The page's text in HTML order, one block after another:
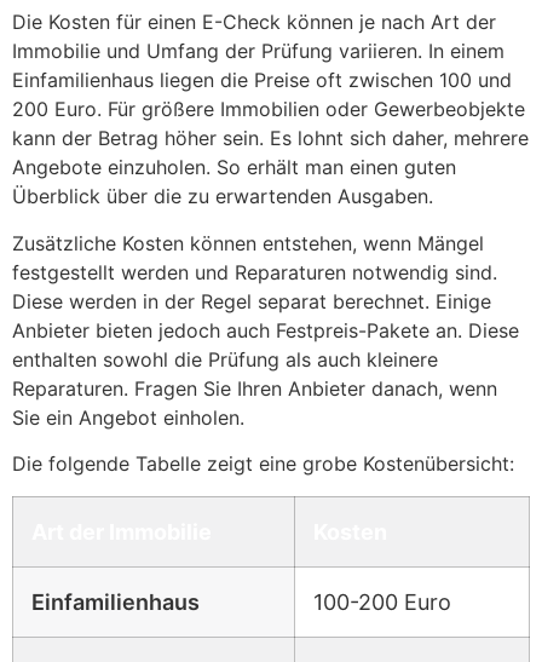
Die Kosten für einen E-Check können je nach Art der
Immobilie und Umfang der Prüfung variieren. In einem
Einfamilienhaus liegen die Preise oft zwischen 100 und
200 Euro. Für größere Immobilien oder Gewerbeobjekte
kann der Betrag höher sein. Es lohnt sich daher, mehrere
Angebote einzuholen. So erhält man einen guten
Überblick über die zu erwartenden Ausgaben.
Zusätzliche Kosten können entstehen, wenn Mängel
festgestellt werden und Reparaturen notwendig sind.
Diese werden in der Regel separat berechnet. Einige
Anbieter bieten jedoch auch Festpreis-Pakete an. Diese
enthalten sowohl die Prüfung als auch kleinere
Reparaturen. Fragen Sie Ihren Anbieter danach, wenn
Sie ein Angebot einholen.
Die folgende Tabelle zeigt eine grobe Kostenübersicht:
Einfamilienhaus 100-200 Euro